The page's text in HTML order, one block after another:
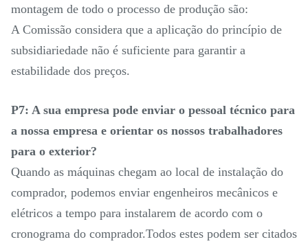
montagem de todo o processo de produção são:
A Comissão considera que a aplicação do princípio de
subsidiariedade não é suficiente para garantir a
estabilidade dos preços.
P7: A sua empresa pode enviar o pessoal técnico para
a nossa empresa e orientar os nossos trabalhadores
para o exterior?
Quando as máquinas chegam ao local de instalação do
comprador, podemos enviar engenheiros mecânicos e
elétricos a tempo para instalarem de acordo com o
cronograma do comprador.Todos estes podem ser citados